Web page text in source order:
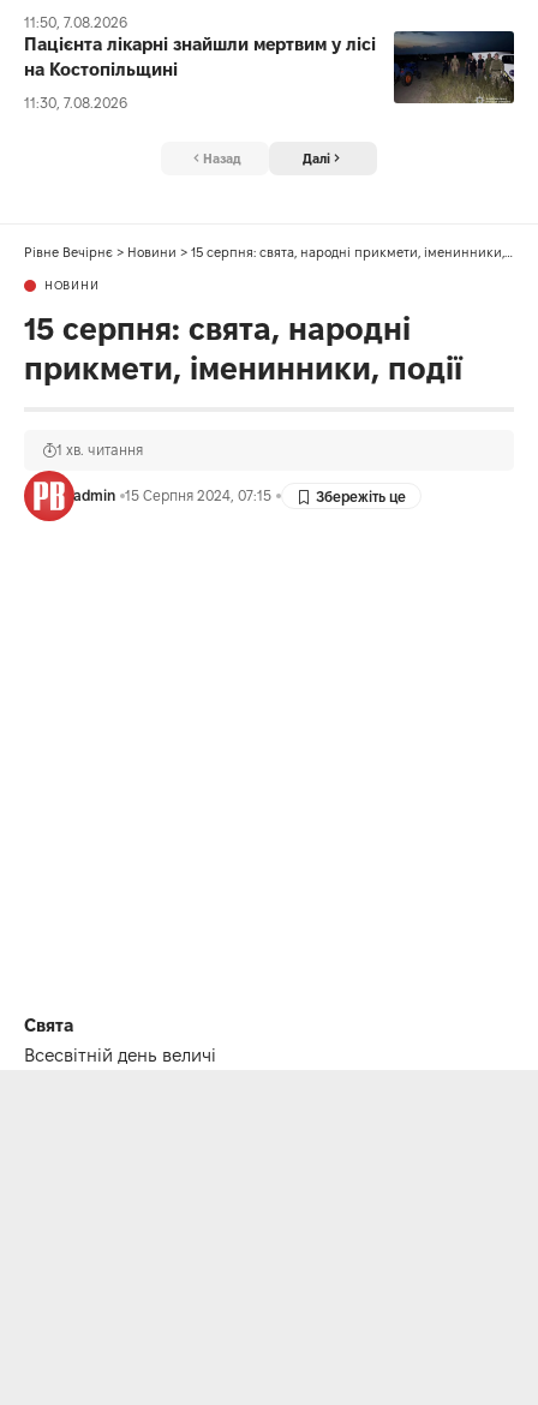
11:50, 7.08.2026
Пацієнта лікарні знайшли мертвим у лісі
на Костопільщині
11:30, 7.08.2026
Назад Далі
Рівне Вечірнє > Новини > 15 серпня: свята, народні прикмети, іменинники, події
НОВИНИ
15 серпня: свята, народні
прикмети, іменинники, події
admin 15 Серпня 2024, 07:15
1 хв. читання
Свята